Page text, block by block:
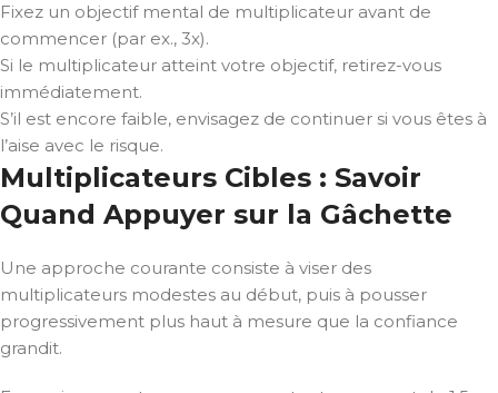
Fixez un objectif mental de multiplicateur avant de
commencer (par ex., 3x).
Si le multiplicateur atteint votre objectif, retirez-vous
immédiatement.
S’il est encore faible, envisagez de continuer si vous êtes à
l’aise avec le risque.
Multiplicateurs Cibles : Savoir
Quand Appuyer sur la Gâchette
Une approche courante consiste à viser des
multiplicateurs modestes au début, puis à pousser
progressivement plus haut à mesure que la confiance
grandit.